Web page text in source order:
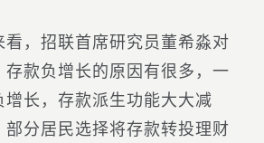
，招联首席研究员董希淼对
存款负增长的原因有很多，一
增长，存款派生功能大大减
部分居民选择将存款转投理财